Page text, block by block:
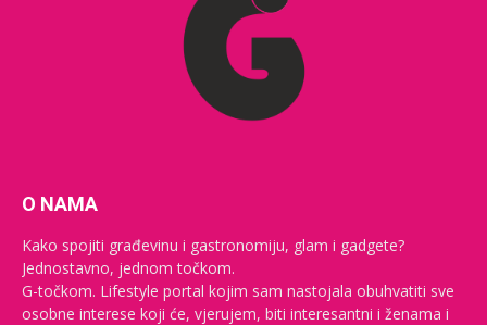
O NAMA
Kako spojiti građevinu i gastronomiju, glam i gadgete?
Jednostavno, jednom točkom.
G-točkom. Lifestyle portal kojim sam nastojala obuhvatiti sve
osobne interese koji će, vjerujem, biti interesantni i ženama i